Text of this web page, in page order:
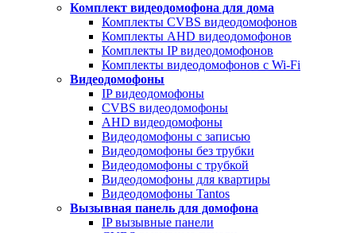
Комплект видеодомофона для дома
Комплекты CVBS видеодомофонов
Комплекты AHD видеодомофонов
Комплекты IP видеодомофонов
Комплекты видеодомофонов с Wi-Fi
Видеодомофоны
IP видеодомофоны
CVBS видеодомофоны
AHD видеодомофоны
Видеодомофоны с записью
Видеодомофоны без трубки
Видеодомофоны с трубкой
Видеодомофоны для квартиры
Видеодомофоны Tantos
Вызывная панель для домофона
IP вызывные панели